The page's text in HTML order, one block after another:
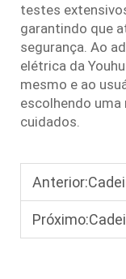
testes
garantindo que
segurança. Ao
elétrica da
mesmo e ao
escolhendo
cuidados.
Anterior:Cadeiras de
Próximo:Cadeiras de